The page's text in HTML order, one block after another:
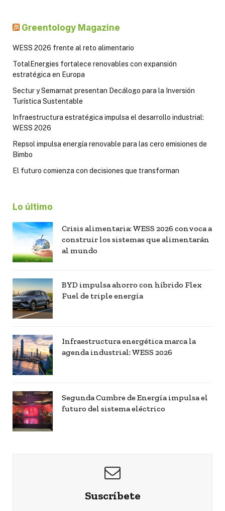
Greentology Magazine
WESS 2026 frente al reto alimentario
TotalEnergies fortalece renovables con expansión
estratégica en Europa
Sectur y Semarnat presentan Decálogo para la Inversión
Turística Sustentable
Infraestructura estratégica impulsa el desarrollo industrial:
WESS 2026
Repsol impulsa energía renovable para las cero emisiones de
Bimbo
El futuro comienza con decisiones que transforman
Lo último
Crisis alimentaria: WESS 2026 convoca a
construir los sistemas que alimentarán
al mundo
BYD impulsa ahorro con híbrido Flex
Fuel de triple energía
Infraestructura energética marca la
agenda industrial: WESS 2026
Segunda Cumbre de Energía impulsa el
futuro del sistema eléctrico
Suscríbete